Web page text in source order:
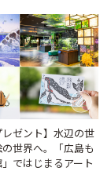
レゼント】水辺の世
世界へ。「広島も
ではじまるアート